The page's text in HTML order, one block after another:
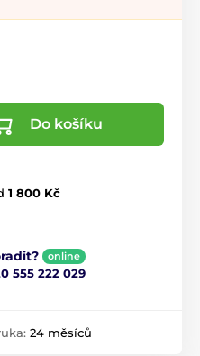
Do košíku
1 800 Kč
online
555 222 029
24 měsíců